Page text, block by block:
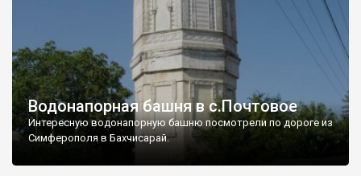
Водонапорная башня в с.Почтовое
Интересную водонапорную башню посмотрели по дороге из
Симферополя в Бахчисарай.